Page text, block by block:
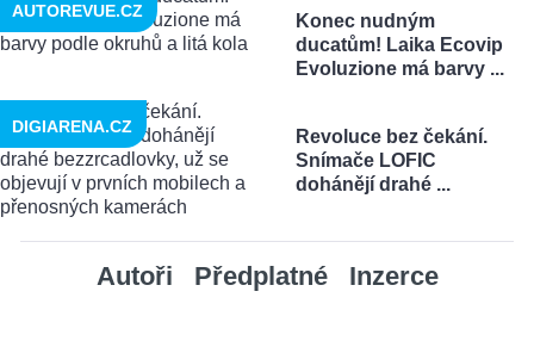
Konec nudným
ducatům! Laika Ecovip
Evoluzione má barvy ...
AUTOREVUE.CZ
Revoluce bez čekání.
Snímače LOFIC
dohánějí drahé ...
DIGIARENA.CZ
Autoři Předplatné Inzerce